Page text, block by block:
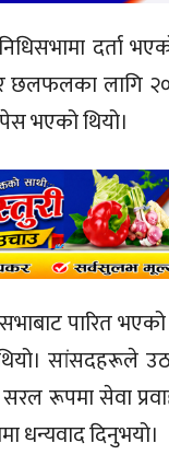
दर्ता
छलफलका लागि
भएको थियो।
पारित
सांसदहरूले
रूपमा सेवा
धन्यवाद दिनुभयो।